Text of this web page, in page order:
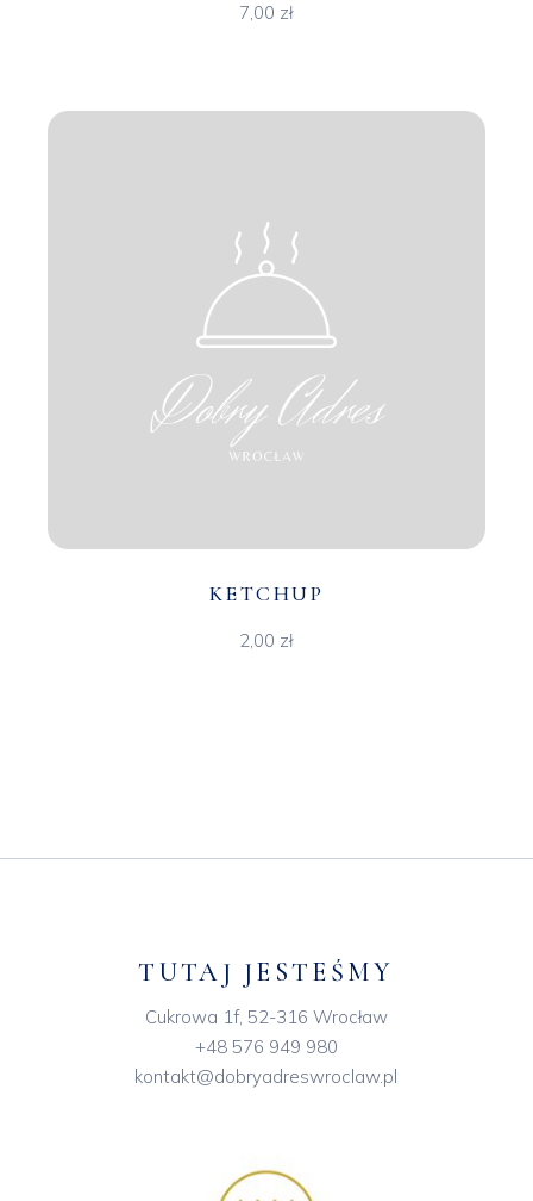
7,00 zł
KETCHUP
2,00 zł
TUTAJ JESTEŚMY
Cukrowa 1f, 52-316 Wrocław
+48 576 949 980
kontakt@dobryadreswroclaw.pl